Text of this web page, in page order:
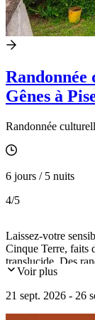
Randonnée
Gênes à
Randonnée
6 jours / 5 nuits
4/5
Laissez-votre
Cinque Terre, faits
translucide. Des
Riomaggiore cet
pique-niquerez, et
Pise.
Voir plus
21 sept. 2026 - 26